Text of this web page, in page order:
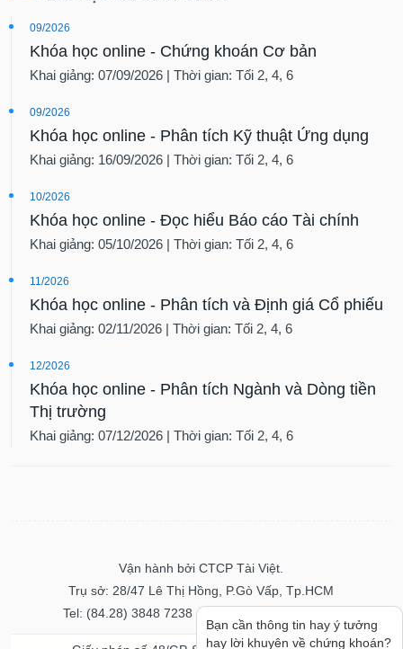
09/2026
Khóa học online - Chứng khoán Cơ bản
Khai giảng: 07/09/2026 | Thời gian: Tối 2, 4, 6
09/2026
Khóa học online - Phân tích Kỹ thuật Ứng dụng
Khai giảng: 16/09/2026 | Thời gian: Tối 2, 4, 6
10/2026
Khóa học online - Đọc hiểu Báo cáo Tài chính
Khai giảng: 05/10/2026 | Thời gian: Tối 2, 4, 6
11/2026
Khóa học online - Phân tích và Định giá Cổ phiếu
Khai giảng: 02/11/2026 | Thời gian: Tối 2, 4, 6
12/2026
Khóa học online - Phân tích Ngành và Dòng tiền
Thị trường
Khai giảng: 07/12/2026 | Thời gian: Tối 2, 4, 6
Vận hành bởi CTCP Tài Việt.
Trụ sở: 28/47 Lê Thị Hồng, P.Gò Vấp, Tp.HCM
Tel: (84.28) 3848 7238 - Fax: (84.28) 3848 7237
Bạn cần thông tin hay ý tưởng
hay lời khuyên về chứng khoán?